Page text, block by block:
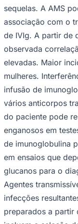
Fortaleza
sequelas. A AMS
associação com o
de IVIg. A partir de
observada
elevadas. Maior
mulheres.
infusão de
vários anticorpos
do paciente pode
enganosos em
de imunoglobulina
em ensaios que
glucanos para o
Agentes
infecções
preparados a partir